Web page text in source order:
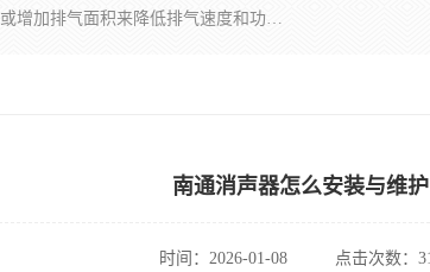
消音器主要用于降低机械设备或枪械等产生的噪声。它通过阻尼或增加排气面积来降低排气速度和功率，从而降低噪声。常见的消音器类型包括阻性消声器、抗性消声器、共振消声器以及阻抗复合式消声器等。这些消音器各有特点，适用于不同频率的噪声消除。
南通消声器怎么安装与维护
时间：2026-01-08 点击次数：